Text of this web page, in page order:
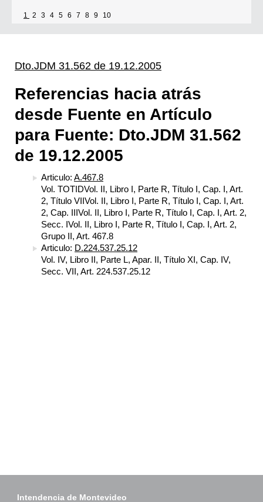
1 2 3 4 5 6 7 8 9 10
Dto.JDM 31.562 de 19.12.2005
Referencias hacia atrás
desde Fuente en Artículo
para Fuente: Dto.JDM 31.562
de 19.12.2005
Articulo: A.467.8
Vol. TOTIDVol. II, Libro I, Parte R, Título I, Cap. I, Art.
2, Título VIIVol. II, Libro I, Parte R, Título I, Cap. I, Art.
2, Cap. IIIVol. II, Libro I, Parte R, Título I, Cap. I, Art. 2,
Secc. IVol. II, Libro I, Parte R, Título I, Cap. I, Art. 2,
Grupo II, Art. 467.8
Articulo: D.224.537.25.12
Vol. IV, Libro II, Parte L, Apar. II, Título XI, Cap. IV,
Secc. VII, Art. 224.537.25.12
Intendencia de Montevideo